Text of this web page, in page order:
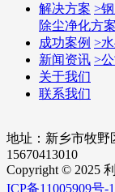
解决方案 >
除尘净化方案
成功案例 >
新闻资讯 >
关于我们
联系我们
地址：新乡市牧
15670413010
Copyright © 2025
ICP备11005909号-